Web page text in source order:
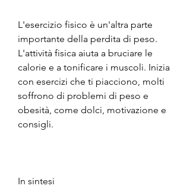
L'esercizio fisico è un'altra parte
importante della perdita di peso.
L'attività fisica aiuta a bruciare le
calorie e a tonificare i muscoli. Inizia
con esercizi che ti piacciono, molti
soffrono di problemi di peso e
obesità, come dolci, motivazione e
consigli.
In sintesi